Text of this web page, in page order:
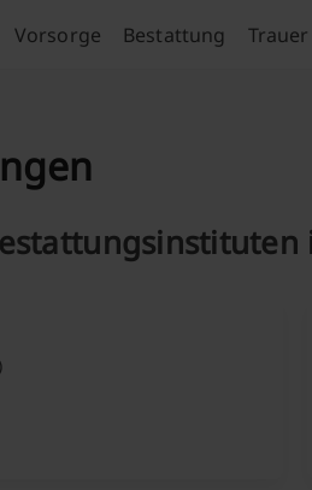
Vorsorge Bestattung Trauer